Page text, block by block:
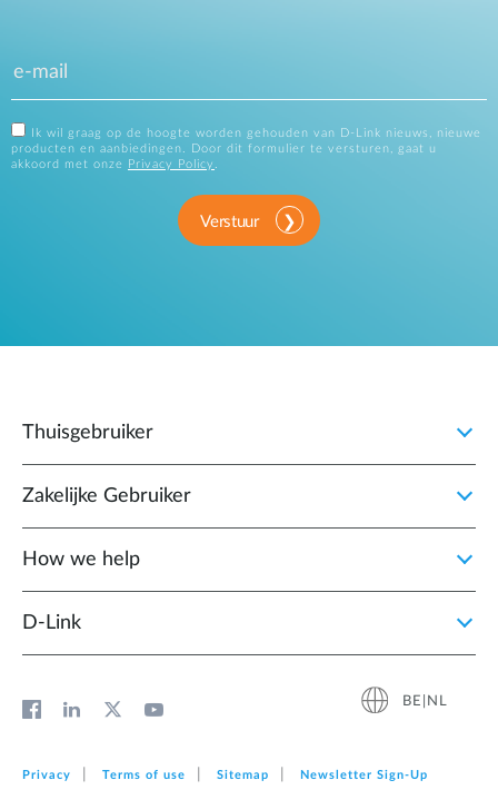
Ik wil graag op de hoogte worden gehouden van D-Link nieuws, nieuwe
producten en aanbiedingen. Door dit formulier te versturen, gaat u
akkoord met onze
Privacy Policy .
Verstuur
Thuisgebruiker
Zakelijke Gebruiker
How we help
D‑Link
BE|NL
Privacy Terms of use Sitemap Newsletter Sign‑Up